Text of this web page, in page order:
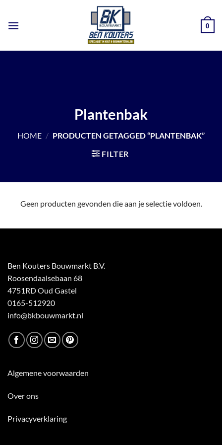
inhoud
0
Plantenbak
HOME / PRODUCTEN GETAGGED “PLANTENBAK”
FILTER
Geen producten gevonden die aan je selectie voldoen.
Ben Kouters Bouwmarkt B.V.
Roosendaalsebaan 68
4751RD Oud Gastel
0165-512920
info@bkbouwmarkt.nl
Algemene voorwaarden
Over ons
Privacyverklaring